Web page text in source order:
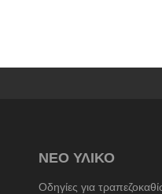
ΝΕΟ ΥΛΙΚΟ
Οδηγίες για